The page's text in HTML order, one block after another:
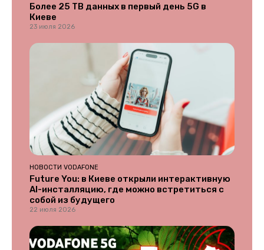
Более 25 ТВ данных в первый день 5G в
Киеве
23 июля 2026
НОВОСТИ VODAFONE
Future You: в Киеве открыли интерактивную
AI-инсталляцию, где можно встретиться с
собой из будущего
22 июля 2026